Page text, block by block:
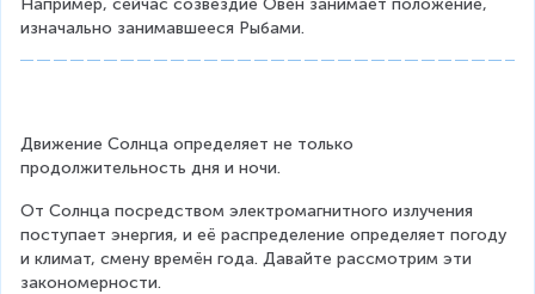
изначально занимавшееся Рыбами.
Движение Солнца определяет не только
продолжительность дня и ночи.
От Солнца посредством электромагнитного излучения
поступает энергия, и её распределение определяет погоду
и климат, смену времён года. Давайте рассмотрим эти
закономерности.